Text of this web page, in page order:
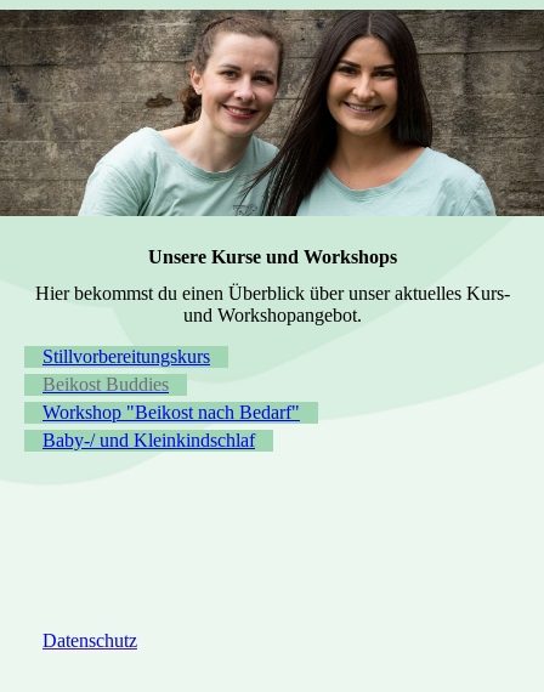
Unsere Kurse und Workshops
Hier bekommst du einen Überblick über unser aktuelles Kurs-
und Workshopangebot.
Stillvorbereitungskurs
Beikost Buddies
Workshop "Beikost nach Bedarf"
Baby-/ und Kleinkindschlaf
Datenschutz